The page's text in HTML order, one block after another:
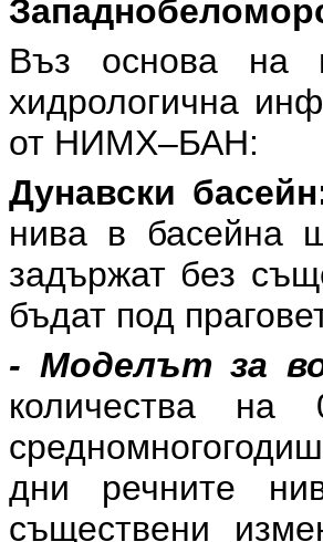
Въз основа на
хидрологична
от НИМХ–БАН:
Дунавски
нива в басейна
задържат без
бъдат под
- Моделът за
количества
дни речните
съществени